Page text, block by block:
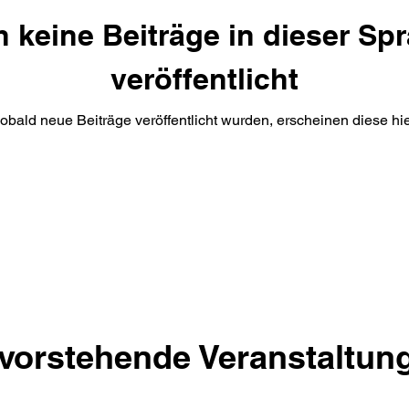
keine Beiträge in dieser
veröffentlicht
neue Beiträge veröffentlicht wurden, erscheinen diese